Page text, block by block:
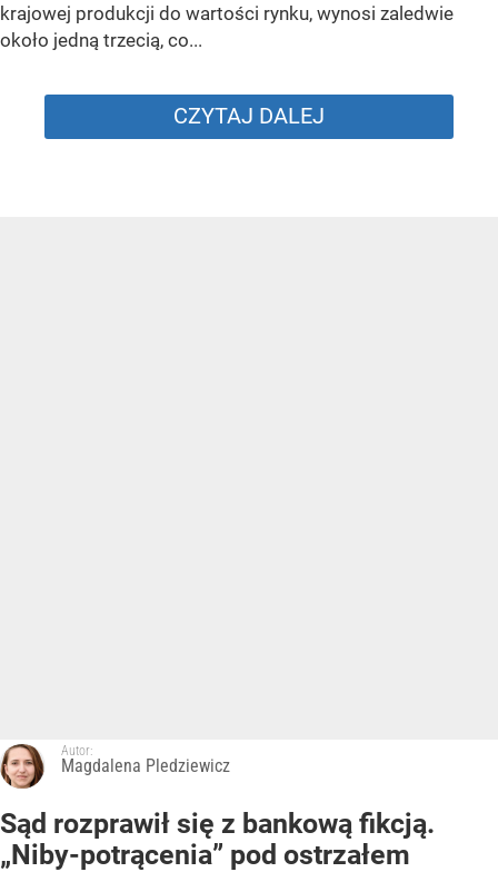
krajowej produkcji do wartości rynku, wynosi zaledwie
około jedną trzecią, co...
CZYTAJ DALEJ
Autor:
Magdalena Pledziewicz
Sąd rozprawił się z bankową fikcją.
„Niby-potrącenia” pod ostrzałem